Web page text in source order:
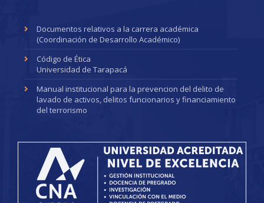
Documentos relativos a la carrera académica
(Coordinación de Desarrollo Académico)
Código de Ética
Universidad de Tarapacá
Manual institucional para la prevencion del delito de
lavado de activos, delitos funcionarios y financiamiento
del terrorismo